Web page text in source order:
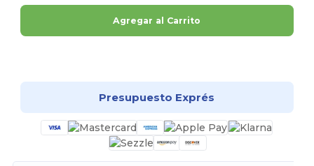
Agregar al Carrito
Presupuesto Exprés